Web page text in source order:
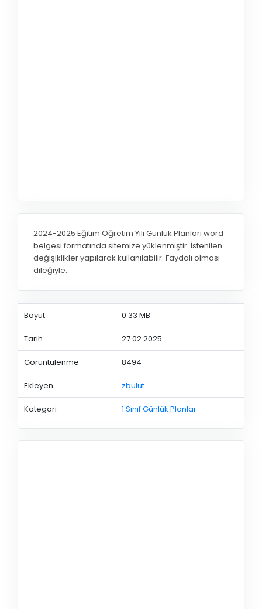
2024-2025 Eğitim Öğretim Yılı Günlük Planları word
belgesi formatında sitemize yüklenmiştir. İstenilen
değişiklikler yapılarak kullanılabilir. Faydalı olması
dileğiyle..
Boyut 0.33 MB
Tarih 27.02.2025
Görüntülenme 8494
Ekleyen zbulut
Kategori 1.Sınıf Günlük Planlar